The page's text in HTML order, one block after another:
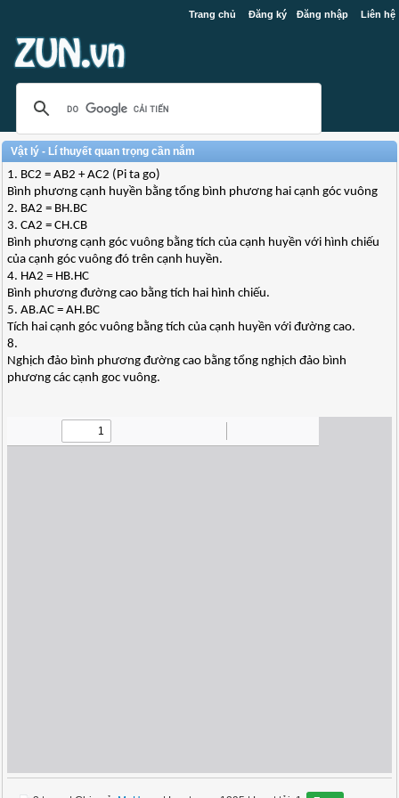
Trang chủ Đăng ký Đăng nhập Liên hệ
Vật lý - Lí thuyết quan trọng cần nắm
1. BC2 = AB2 + AC2 (Pi ta go)
Bình phương cạnh huyền bằng tổng bình phương hai cạnh góc vuông
2. BA2 = BH.BC
3. CA2 = CH.CB
Bình phương cạnh góc vuông bằng tích của cạnh huyền với hình chiếu
của cạnh góc vuông đó trên cạnh huyền.
4. HA2 = HB.HC
Bình phương đường cao bằng tích hai hình chiếu.
5. AB.AC = AH.BC
Tích hai cạnh góc vuông bằng tích của cạnh huyền với đường cao.
8.
Nghịch đảo bình phương đường cao bằng tổng nghịch đảo bình
phương các cạnh goc vuông.